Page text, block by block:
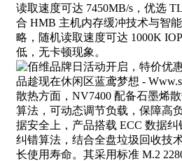
读取速度可达 7450MB/s，优选
合 HMB 主机内存缓冲技术与智
略，随机读取速度可达 1000K
低，无卡顿现象。
散热方面，NV7400 配备石墨烯
算法，可动态调节负载，保障高
据安全上，产品搭载 ECC 数据
纠错算法，结合全盘垃圾回收技
长使用寿命。其采用标准 M.2